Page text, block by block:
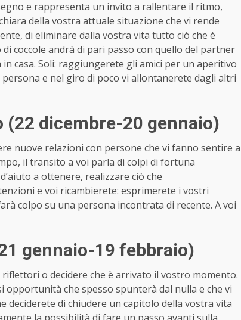
e rappresenta un invito a rallentare il ritmo,
della vostra attuale situazione che vi rende
di eliminare dalla vostra vita tutto ciò che è
coccole andrà di pari passo con quello del partner
casa. Soli: raggiungerete gli amici per un aperitivo
e nel giro di poco vi allontanerete dagli altri
(22 dicembre-20 gennaio)
nuove relazioni con persone che vi fanno sentire a
il transito a voi parla di colpi di fortuna
a ottenere, realizzare ciò che
e voi ricambierete: esprimerete i vostri
colpo su una persona incontrata di recente. A voi
gennaio-19 febbraio)
o decidere che è arrivato il vostro momento.
opportunità che spesso spunterà dal nulla e che vi
deciderete di chiudere un capitolo della vostra vita
la possibilità di fare un passo avanti sulla